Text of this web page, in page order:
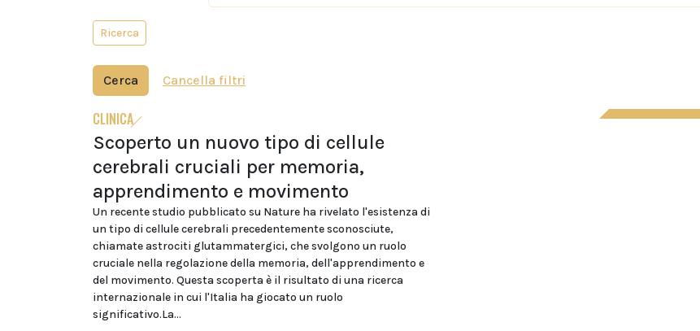
Ricerca
Cerca Cancella filtri
CLINICA
Scoperto un nuovo tipo di cellule
cerebrali cruciali per memoria,
apprendimento e movimento
Un recente studio pubblicato su Nature ha rivelato l'esistenza di
un tipo di cellule cerebrali precedentemente sconosciute,
chiamate astrociti glutammatergici, che svolgono un ruolo
cruciale nella regolazione della memoria, dell'apprendimento e
del movimento. Questa scoperta è il risultato di una ricerca
internazionale in cui l'Italia ha giocato un ruolo
significativo.La...